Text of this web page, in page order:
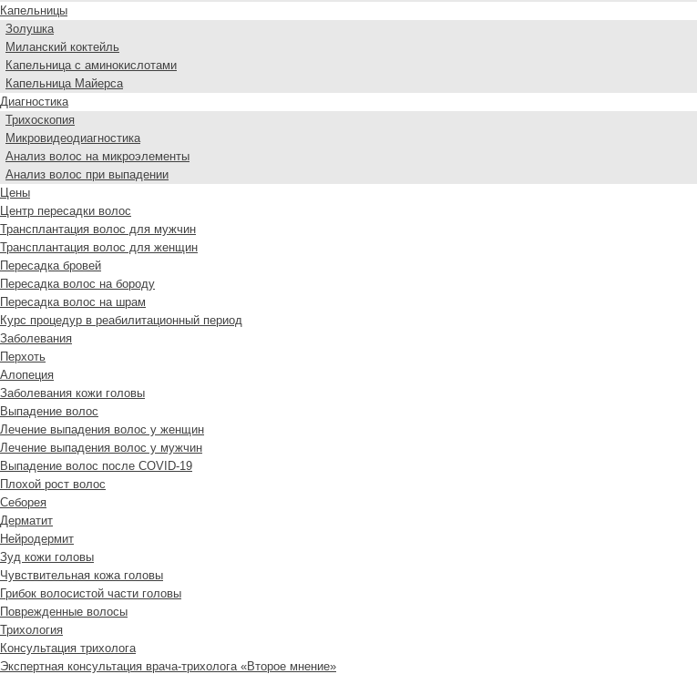
Капельницы
Золушка
Миланский коктейль
Капельница с аминокислотами
Капельница Майерса
Диагностика
Трихоскопия
Микровидеодиагностика
Анализ волос на микроэлементы
Анализ волос при выпадении
Цены
Центр пересадки волос
Трансплантация волос для мужчин
Трансплантация волос для женщин
Пересадка бровей
Пересадка волос на бороду
Пересадка волос на шрам
Курс процедур в реабилитационный период
Заболевания
Перхоть
Алопеция
Заболевания кожи головы
Выпадение волос
Лечение выпадения волос у женщин
Лечение выпадения волос у мужчин
Выпадение волос после COVID-19
Плохой рост волос
Cеборея
Дерматит
Нейродермит
Зуд кожи головы
Чувствительная кожа головы
Грибок волосистой части головы
Поврежденные волосы
Трихология
Консультация трихолога
Экспертная консультация врача-трихолога «Второе мнение»